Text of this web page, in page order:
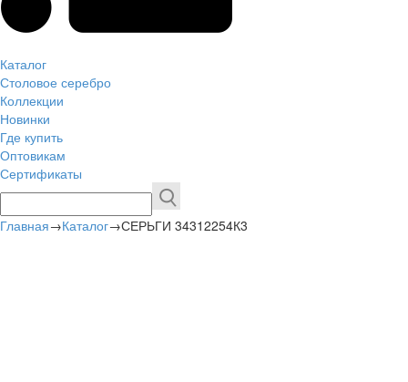
Каталог
Столовое серебро
Коллекции
Новинки
Где купить
Оптовикам
Сертификаты
Главная→Каталог→СЕРЬГИ 34312254К3